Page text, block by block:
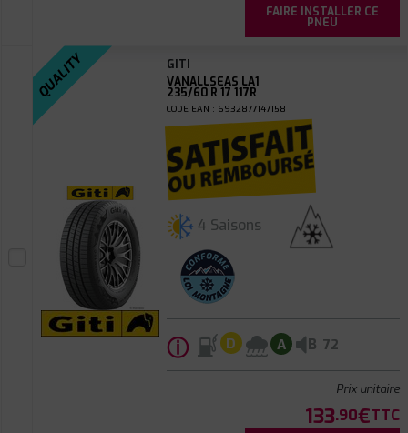
FAIRE INSTALLER CE
PNEU
QUALITY
GITI
VANALLSEAS LA1
235/60 R 17 117R
CODE EAN : 6932877147158
4 Saisons
ⓘ D A B 72
Prix unitaire
133.90€TTC